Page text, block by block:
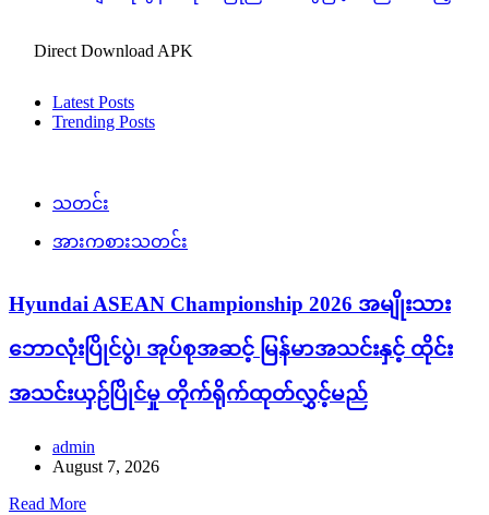
Direct Download APK
Latest Posts
Trending Posts
သတင်း
အားကစားသတင်း
Hyundai ASEAN Championship 2026 အမျိုးသား
ဘောလုံးပြိုင်ပွဲ၊ အုပ်စုအဆင့် မြန်မာအသင်းနှင့် ထိုင်း
အသင်းယှဉ်ပြိုင်မှု တိုက်ရိုက်ထုတ်လွှင့်မည်
admin
August 7, 2026
Read More